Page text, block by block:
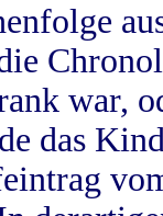
war,
das